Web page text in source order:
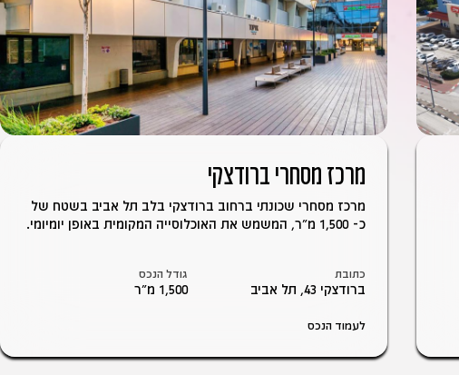
מרכז מסחרי ברודצקי
מרכז מסחרי שכונתי ברחוב ברודצקי בלב תל אביב בשטח של
כ- 1,500 מ"ר, המשמש את האוכלוסייה המקומית באופן יומיומי.
כתובת
ברודצקי 43, תל אביב
גודל הנכס
1,500 מ״ר
לעמוד הנכס